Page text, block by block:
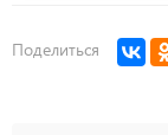
Поделиться